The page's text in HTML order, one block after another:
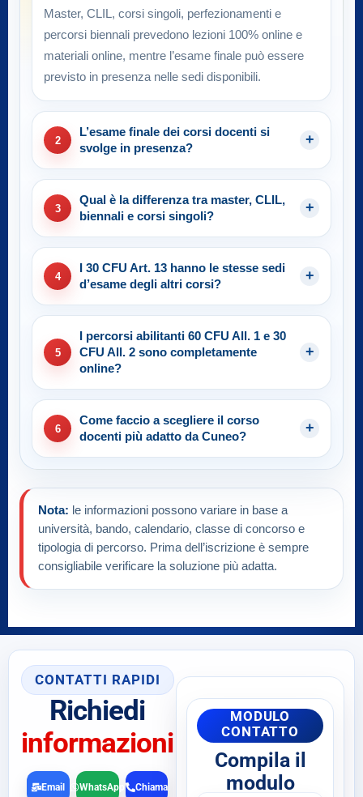
Master, CLIL, corsi singoli, perfezionamenti e
percorsi biennali prevedono lezioni 100% online e
materiali online, mentre l’esame finale può essere
previsto in presenza nelle sedi disponibili.
2
L’esame finale dei corsi docenti si
svolge in presenza?
3
Qual è la differenza tra master, CLIL,
biennali e corsi singoli?
4
I 30 CFU Art. 13 hanno le stesse sedi
d’esame degli altri corsi?
5
I percorsi abilitanti 60 CFU All. 1 e 30
CFU All. 2 sono completamente
online?
6
Come faccio a scegliere il corso
docenti più adatto da Cuneo?
Nota: le informazioni possono variare in base a
università, bando, calendario, classe di concorso e
tipologia di percorso. Prima dell’iscrizione è sempre
consigliabile verificare la soluzione più adatta.
CONTATTI RAPIDI
Richiedi
informazioni
Chiama
Email WhatsApp
MODULO
CONTATTO
Compila il
modulo